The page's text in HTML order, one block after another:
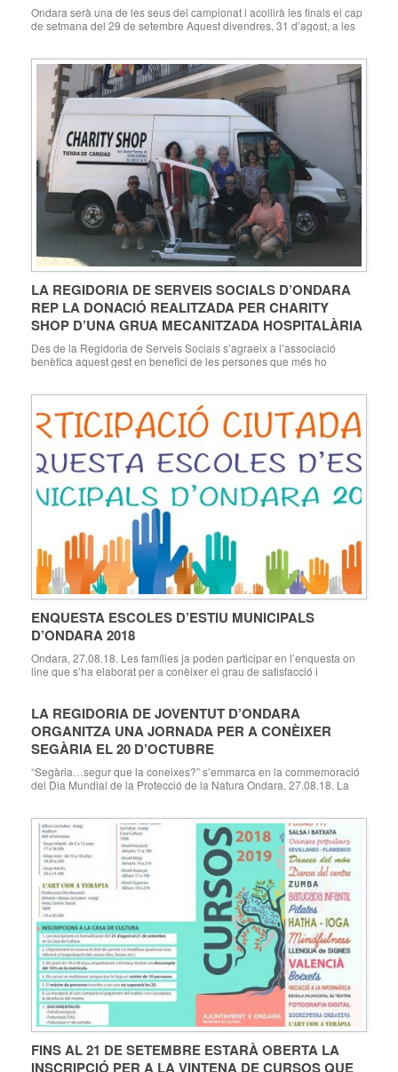
Ondara serà una de les seus del campionat i acollirà les finals el cap
de setmana del 29 de setembre Aquest divendres, 31 d’agost, a les
ajuntaments de Confrides (Abdet) el Genovés, Ondara, […]
LA REGIDORIA DE SERVEIS SOCIALS D’ONDARA
REP LA DONACIÓ REALITZADA PER CHARITY
SHOP D’UNA GRUA MECANITZADA HOSPITALÀRIA
Des de la Regidoria de Serveis Socials s’agraeix a l’associació
benèfica aquest gest en benefici de les persones que més ho
realitzada per l’associació benèfica Charity Shop d’Ondara,
consistent en una grua mecanitzada hospitalària. La dita donació […]
ENQUESTA ESCOLES D’ESTIU MUNICIPALS
D’ONDARA 2018
Ondara, 27.08.18. Les famílies ja poden participar en l’enquesta on
line que s’ha elaborat per a conèixer el grau de satisfacció i
Esports de l’Ajuntament d’Ondara, a través de l’empresa municipal
PIMON. Participa en l’enquesta de les […]
LA REGIDORIA DE JOVENTUT D’ONDARA
ORGANITZA UNA JORNADA PER A CONÈIXER
SEGÀRIA EL 20 D’OCTUBRE
“Segària…segur que la coneixes?” s’emmarca en la commemoració
del Dia Mundial de la Protecció de la Natura Ondara, 27.08.18. La
(l’efemèride del qual és el 18 d’octubre), ha organitzat per al dissabte
20 d’octubre una jornada […]
FINS AL 21 DE SETEMBRE ESTARÀ OBERTA LA
INSCRIPCIÓ PER A LA VINTENA DE CURSOS QUE